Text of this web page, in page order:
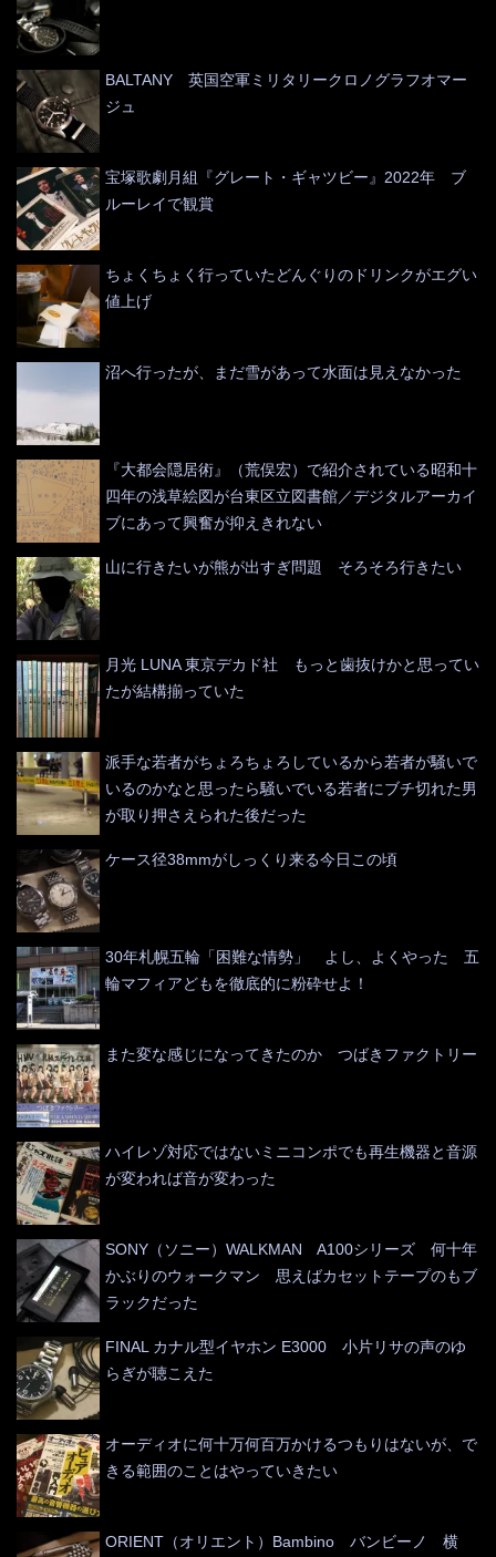
BALTANY 英国空軍ミリタリークロノグラフオマー
ジュ
宝塚歌劇月組『グレート・ギャツビー』2022年 ブ
ルーレイで観賞
ちょくちょく行っていたどんぐりのドリンクがエグい
値上げ
沼へ行ったが、まだ雪があって水面は見えなかった
『大都会隠居術』（荒俣宏）で紹介されている昭和十
四年の浅草絵図が台東区立図書館／デジタルアーカイ
ブにあって興奮が抑えきれない
山に行きたいが熊が出すぎ問題 そろそろ行きたい
月光 LUNA 東京デカド社 もっと歯抜けかと思ってい
たが結構揃っていた
派手な若者がちょろちょろしているから若者が騒いで
いるのかなと思ったら騒いでいる若者にブチ切れた男
が取り押さえられた後だった
ケース径38mmがしっくり来る今日この頃
30年札幌五輪「困難な情勢」 よし、よくやった 五
輪マフィアどもを徹底的に粉砕せよ！
また変な感じになってきたのか つばきファクトリー
ハイレゾ対応ではないミニコンポでも再生機器と音源
が変われば音が変わった
SONY（ソニー）WALKMAN A100シリーズ 何十年
かぶりのウォークマン 思えばカセットテープのもブ
ラックだった
FINAL カナル型イヤホン E3000 小片リサの声のゆ
らぎが聴こえた
オーディオに何十万何百万かけるつもりはないが、で
きる範囲のことはやっていきたい
ORIENT（オリエント）Bambino バンビーノ 横